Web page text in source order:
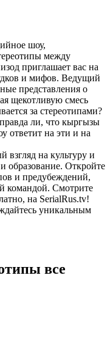
шоу,
между
приглашает вас на
и мифов. Ведущий
представления о
щекотливую смесь
за стереотипами?
ли, что кыргызы
ответит на эти и на
на культуру и
образование. Откройте
и предубеждений,
командой. Смотрите
на SerialRus.tv!
уникальным
все